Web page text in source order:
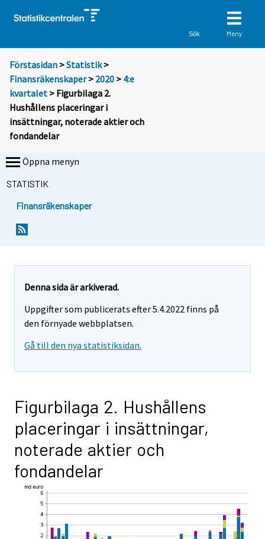
Sök Meny
Förstasidan >Statistik >
Finansräkenskaper> 2020 > 4:e
kvartalet > Figurbilaga 2.
Hushållens placeringar i
insättningar, noterade aktier och
fondandelar
Öppna menyn
STATISTIK
Finansräkenskaper
Denna sida är arkiverad.
Uppgifter som publicerats efter 5.4.2022 finns på
den förnyade webbplatsen.
Gå till den nya statistiksidan.
Figurbilaga 2. Hushållens
placeringar i insättningar,
noterade aktier och
fondandelar